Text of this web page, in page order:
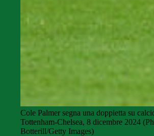
Cole Palmer segna una doppietta su
Tottenham-Chelsea, 8 dicembre 2024
Botterill/Getty Images)